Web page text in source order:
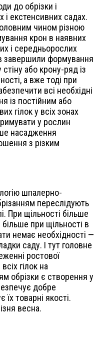
до обрізки і
екстенсивних садах.
чином різною
крон в наявних
і середньорослих
завершили формування
або крону-ряд із
а вже тоді при
всі необхідні
із постійним або
гілок у всіх зонах
у рослин
насадження
з різким
шпалерно-
переслідують
При щільності більше
при щільності в
немає необхідності —
саду. І тут головне
ростової
гілок на
обрізки є створення у
добре
товарні якості.
весна.